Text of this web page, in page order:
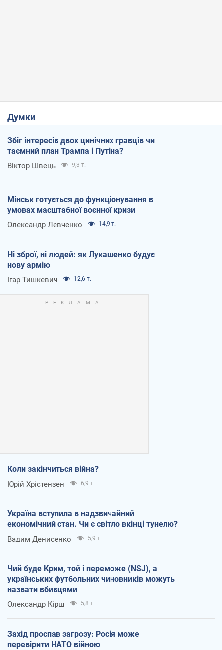
Думки
Збіг інтересів двох цинічних гравців чи
таємний план Трампа і Путіна?
Віктор Швець 9,3 т.
Мінськ готується до функціонування в
умовах масштабної воєнної кризи
Олександр Левченко 14,9 т.
Ні зброї, ні людей: як Лукашенко будує
нову армію
Ігар Тишкевич 12,6 т.
Коли закінчиться війна?
Юрій Хрістензен 6,9 т.
Україна вступила в надзвичайний
економічний стан. Чи є світло вкінці тунелю?
Вадим Денисенко 5,9 т.
Чий буде Крим, той і переможе (NSJ), а
українських футбольних чиновників можуть
назвати вбивцями
Олександр Кірш 5,8 т.
Захід проспав загрозу: Росія може
перевірити НАТО війною